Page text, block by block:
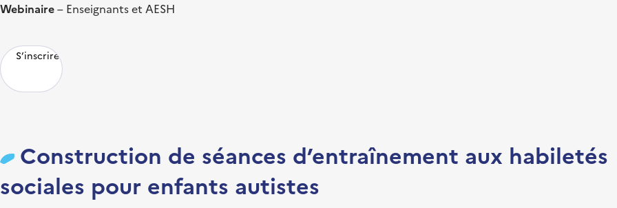
Webinaire– Enseignants et AESH
S’inscrire
Construction de séances d’entraînement aux habiletés
sociales pour enfants autistes